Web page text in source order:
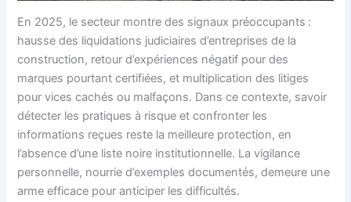
En 2025, le secteur montre des signaux préoccupants :
hausse des liquidations judiciaires d’entreprises de la
construction, retour d’expériences négatif pour des
marques pourtant certifiées, et multiplication des litiges
pour vices cachés ou malfaçons. Dans ce contexte, savoir
détecter les pratiques à risque et confronter les
informations reçues reste la meilleure protection, en
l’absence d’une liste noire institutionnelle. La vigilance
personnelle, nourrie d’exemples documentés, demeure une
arme efficace pour anticiper les difficultés.